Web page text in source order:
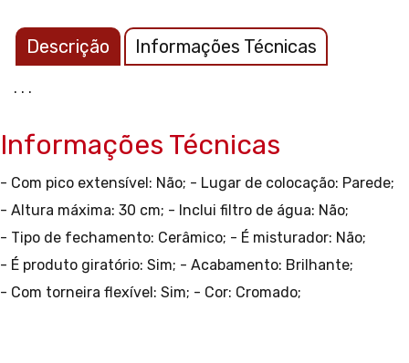
Descrição Informações Técnicas
. . .
Informações Técnicas
- Com pico extensível: Não; - Lugar de colocação: Parede;
- Altura máxima: 30 cm; - Inclui filtro de água: Não;
- Tipo de fechamento: Cerâmico; - É misturador: Não;
- É produto giratório: Sim; - Acabamento: Brilhante;
- Com torneira flexível: Sim; - Cor: Cromado;